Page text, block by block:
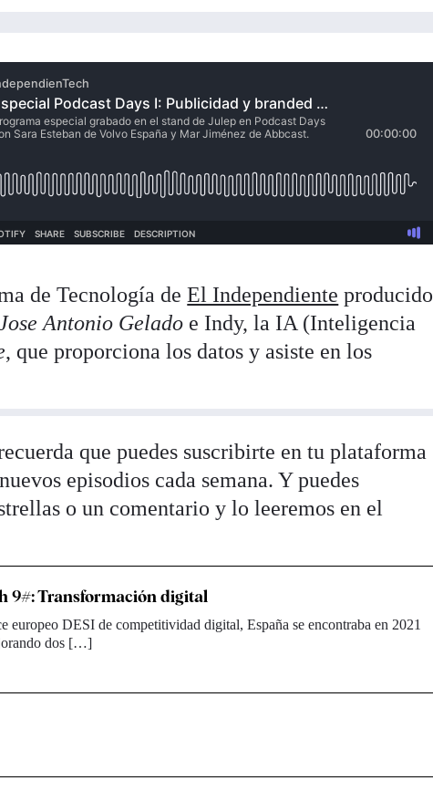
de Tecnología deEl Independiente producido
Antonio Gelado e Indy, la IA (Inteligencia
, que proporciona los datos y asiste en los
que puedes suscribirte en tu plataforma
episodios cada semana. Y puedes
o un comentario y lo leeremos en el
9#: Transformación digital
europeo DESI de competitividad digital, España se encontraba en 2021
dos […]